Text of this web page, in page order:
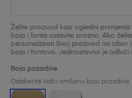
Želite proizvod kao ogledni
boja i fonta ostavite prazno. Ako
personalzirati Svoj proizvod na izbor
boja i fontova. Jednostavno je odluči
Boja pozadine
Odaberite Vašu omiljenu boju pozadine